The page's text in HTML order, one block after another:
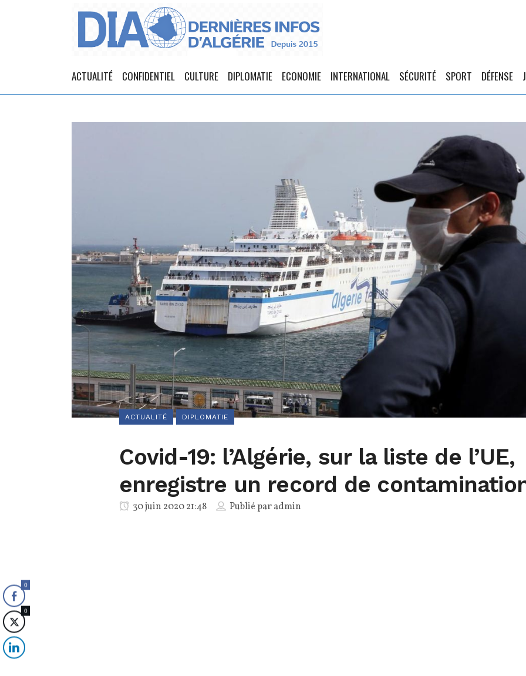
ACTUALITÉ CONFIDENTIEL CULTURE DIPLOMATIE ECONOMIE INTERNATIONAL SÉCURITÉ SPORT DÉFENSE
ACTUALITÉ DIPLOMATIE
Covid-19: l’Algérie, sur la liste de l’UE,
enregistre un record de
30 juin 2020 21:48 Publié paradmin
0
0